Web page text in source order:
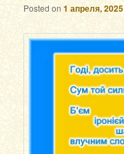
Posted on1 апреля, 2025